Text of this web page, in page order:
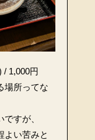
/ 1,000円
場所ってな
すが、
よい苦みと